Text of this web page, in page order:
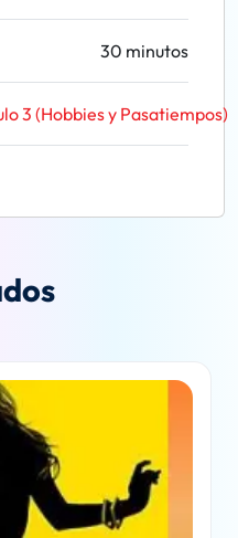
30 minutos
3 (Hobbies y Pasatiempos)